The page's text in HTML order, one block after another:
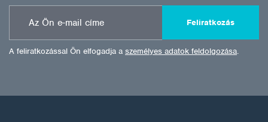
Feliratkozás
A feliratkozással Ön elfogadja a személyes adatok feldolgozása.